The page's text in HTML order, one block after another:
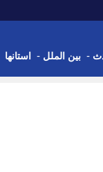
- بین الملل - استانها